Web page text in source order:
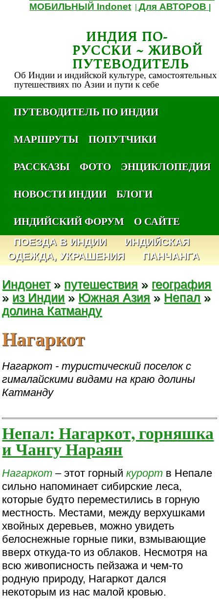
МОБИЛЬНЫЙ Indonet |Для АВТОРОВ
ИНДИЯ ПО-
РУССКИ ~ ЖИВОЙ
ПУТЕВОДИТЕЛЬ
Об Индии и индийской культуре, самостоятельных
путешествиях по Азии и пути к себе
ПУТЕВОДИТЕЛЬ ПО ИНДИИ
МАРШРУТЫ
ПОПУТЧИКИ
РАССКАЗЫ
ФОТО
ЭНЦИКЛОПЕДИЯ
НОВОСТИ ИНДИИ
БЛОГИ
ИНДИЙСКИЙ ФОРУМ
О САЙТЕ
ПОЕЗДА В ИНДИИ
ИНДИЙСКАЯ
ОДЕЖДА, УКРАШЕНИЯ
ПАНЧАНГА
Индонет» путешествия » география
» из Индии » Южная Азия » Непал »
долина Катманду
Нагаркот
Нагаркот - туристический поселок с
гималайскими видами на краю долины
Катманду
Непал: Нагаркот, горняшка
и Чангу Нараян
Нагаркот – этот горныйкурорт в Непале
сильно напоминает сибирские леса,
которые будто переместились в горную
местность. Местами, между верхушками
хвойных деревьев, можно увидеть
белоснежные горные пики, взмывающие
вверх откуда-то из облаков. Несмотря на
всю живописность пейзажа и чем-то
родную природу, Нагаркот дался
некоторым из нас малой кровью.